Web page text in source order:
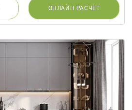
ОНЛАЙН РАСЧЕТ